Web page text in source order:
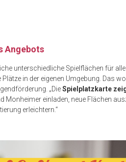
Angebots
unterschiedliche Spielflächen für
in der eigenen Umgebung. Das
„DieSpielplatzkarte
Monheimer einladen, neue Flächen
erleichtern.“